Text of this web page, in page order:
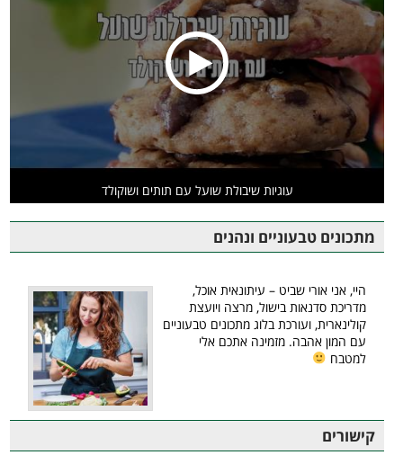
עוגיות שיבולת שועל עם תותים ושוקולד
מתכונים טבעוניים ונהנים
היי, אני אורי שביט – עיתונאית אוכל,
מדריכת סדנאות בישול, מרצה ויועצת
קולינארית, ועורכת בלוג מתכונים טבעוניים
עם המון אהבה. מזמינה אתכם אלי
למטבח
קישורים